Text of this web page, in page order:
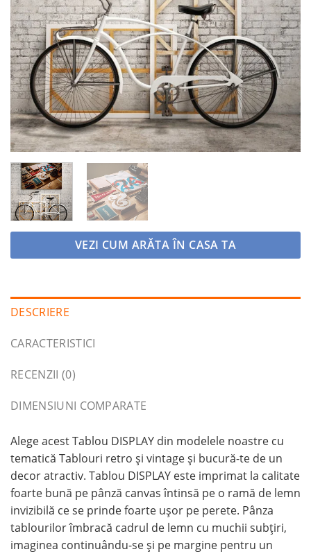
VEZI CUM ARĂTA ÎN CASA TA
DESCRIERE
CARACTERISTICI
RECENZII (0)
DIMENSIUNI COMPARATE
Alege acest Tablou DISPLAY din modelele noastre cu
tematică Tablouri retro și vintage și bucură-te de un
decor atractiv. Tablou DISPLAY este imprimat la calitate
foarte bună pe pânză canvas întinsă pe o ramă de lemn
invizibilă ce se prinde foarte ușor pe perete. Pânza
tablourilor îmbracă cadrul de lemn cu muchii subțiri,
imaginea continuându-se și pe margine pentru un